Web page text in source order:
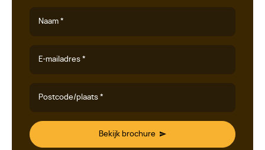
Naam *
E-mailadres *
Postcode/plaats *
Bekijk brochure